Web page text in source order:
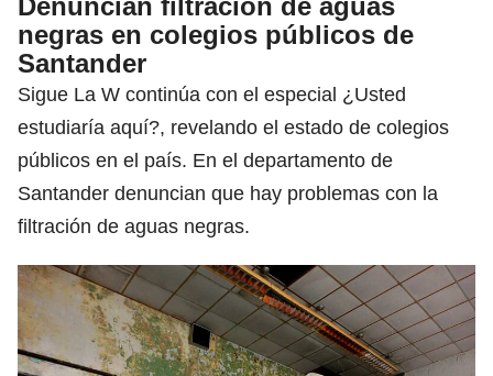
negras en colegios públicos de
Santander
Sigue La W continúa con el especial ¿Usted
estudiaría aquí?, revelando el estado de colegios
públicos en el país. En el departamento de
Santander denuncian que hay problemas con la
filtración de aguas negras.